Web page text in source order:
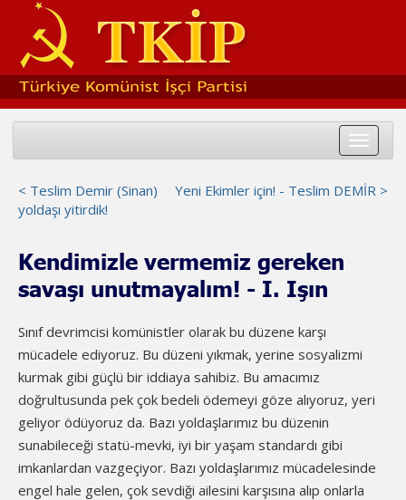
Toggle
Yeni Ekimler için! - Teslim DEMİR >
< Teslim Demir (Sinan)
yoldaşı yitirdik!
Kendimizle vermemiz gereken
savaşı unutmayalım! - I. Işın
Sınıf devrimcisi komünistler olarak bu düzene karşı
mücadele ediyoruz. Bu düzeni yıkmak, yerine sosyalizmi
kurmak gibi güçlü bir iddiaya sahibiz. Bu amacımız
doğrultusunda pek çok bedeli ödemeyi göze alıyoruz, yeri
geliyor ödüyoruz da. Bazı yoldaşlarımız bu düzenin
sunabileceği statü-mevki, iyi bir yaşam standardı gibi
imkanlardan vazgeçiyor. Bazı yoldaşlarımız mücadelesinde
engel hale gelen, çok sevdiği ailesini karşısına alıp onlarla